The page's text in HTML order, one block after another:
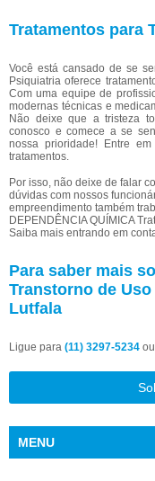
Tratamentos para
Você está cansado de se
Psiquiatria oferece
Com uma equipe de
modernas técnicas e
Não deixe que a tristeza
conosco e comece a se
nossa prioridade! Entre
tratamentos.
Por isso, não deixe de falar
dúvidas com nossos
empreendimento também
DEPENDÊNCIA QUÍMICA
Saiba mais entrando em
Para saber mais
Transtorno de
Lutfala
Ligue para (11) 3297-5234 ou
MENU